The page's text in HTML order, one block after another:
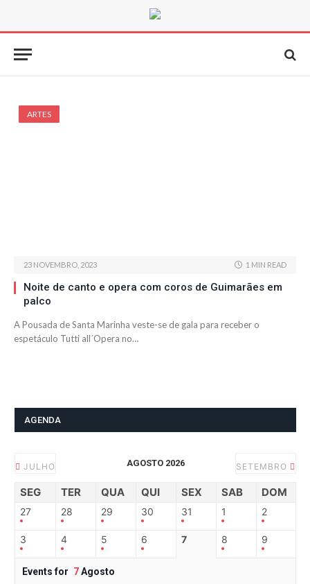
ARTES
23 NOVEMBRO, 2023 1 MIN READ
Noite de canto e opera com coros de Guimarães em
palco
A Pousada de Santa Marinha veste-se de gala para receber o
espetáculo Tutti all´Opera no…
AGENDA
JULHO AGOSTO 2026 SETEMBRO
SEG TER QUA QUI SEX SAB DOM
27 28 29 30 31 1 2
3 4 5 6 7 8 9
Events for 7Agosto